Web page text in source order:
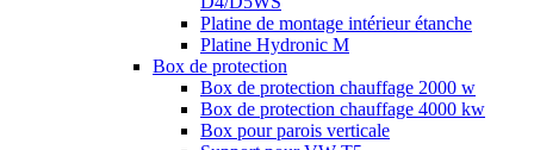
Platine de montage intérieur étanche
Platine Hydronic M
Box de protection
Box de protection chauffage 2000 w
Box de protection chauffage 4000 kw
Box pour parois verticale